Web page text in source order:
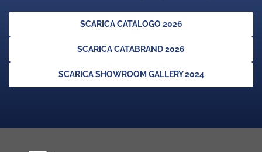
SCARICA CATALOGO 2026
SCARICA CATABRAND 2026
SCARICA SHOWROOM GALLERY 2024